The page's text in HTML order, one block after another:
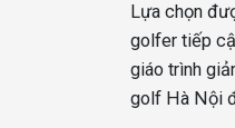
Lựa chọn
golfer tiếp
giáo trình
golf Hà Nội